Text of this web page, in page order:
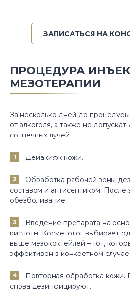
ЗАПИСАТЬСЯ НА
ПРОЦЕДУРА
МЕЗОТЕРАПИИ
За несколько дней до процедуры
от алкоголя, а также не
солнечных лучей.
Демакияж кожи.
Обработка рабочей зоны
составом и антисептиком. После
обезболивание.
Введение препарата на
кислоты. Косметолог выбирает
выше мезококтейлей – тот,
эффективен в конкретном случае.
Повторная обработка кожи.
снова дезинфицируют.